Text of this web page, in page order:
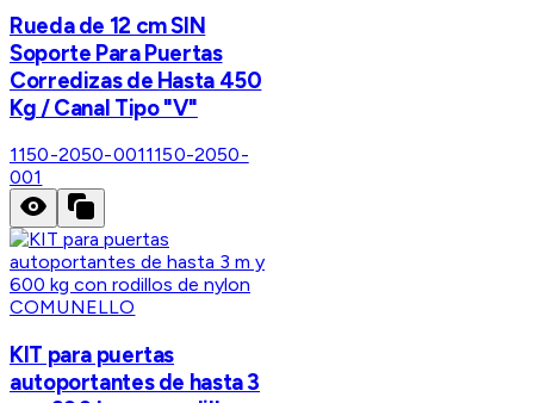
Rueda de 12 cm SIN
Soporte Para Puertas
Corredizas de Hasta 450
Kg / Canal Tipo "V"
1150-2050-0011150-2050-
001
COMUNELLO
KIT para puertas
autoportantes de hasta 3